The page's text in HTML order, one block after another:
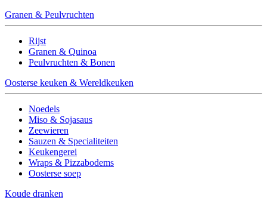
Granen & Peulvruchten
Rijst
Granen & Quinoa
Peulvruchten & Bonen
Oosterse keuken & Wereldkeuken
Noedels
Miso & Sojasaus
Zeewieren
Sauzen & Specialiteiten
Keukengerei
Wraps & Pizzabodems
Oosterse soep
Koude dranken